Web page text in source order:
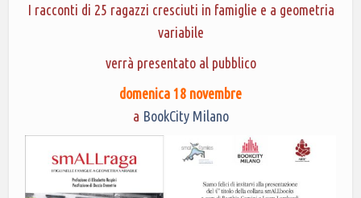
I racconti di 25 ragazzi cresciuti in famiglie e a geometria
variabile
verrà presentato al pubblico
domenica 18 novembre
a BookCity Milano